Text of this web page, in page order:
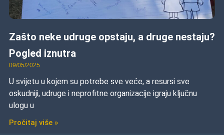
Zašto neke udruge opstaju, a druge nestaju?
Pogled iznutra
09/05/2025
U svijetu u kojem su potrebe sve veće, a resursi sve
oskudniji, udruge i neprofitne organizacije igraju ključnu
ulogu u
Pročitaj više »